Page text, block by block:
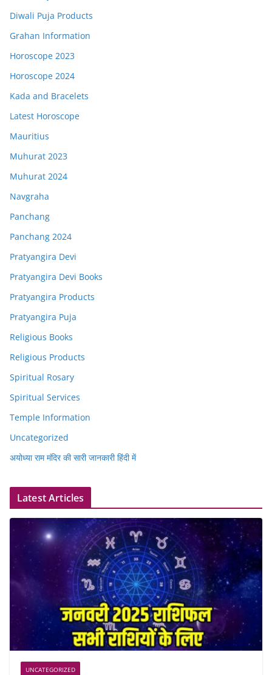
Diwali Puja Products
Grahan Information
Horoscope 2023
Horoscope 2024
Kada and Bracelets
Latest Horoscope
Mauritius
Muhurat 2023
Muhurat 2024
Navgraha
Panchang
Panchang 2024
Pratyangira Devi
Pratyangira Devi Books
Pratyangira Products
Pratyangira Puja
Religious Books
Religious Products
Spiritual Rosary
Spiritual Services
Temple Information
Uncategorized
अयोध्या राम मंदिर की सारी जानकारी हिंदी में
Latest Articles
UNCATEGORIZED